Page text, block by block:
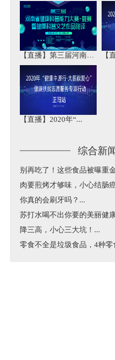
【直播】第三届河南省... 【
【直播】2020年“...
综合新
别再吃了！这些食品被曝重
肉要煎烤才够味，小心结肠
你真的会刷牙吗？...
苏打水喝不出你要的美丽健
降三高，小心三大坑！...
零食不全是垃圾食品，4种